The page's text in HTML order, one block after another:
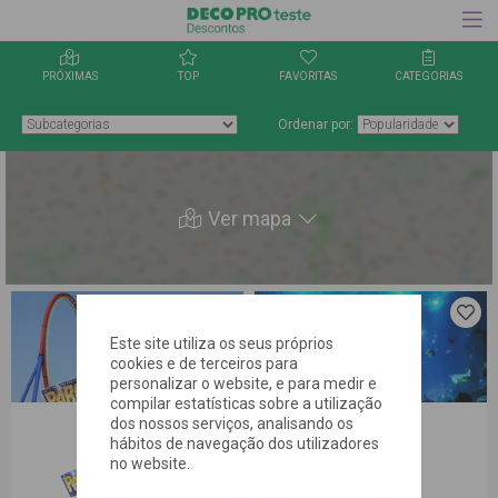
PRÓXIMAS TOP FAVORITAS CATEGORIAS
Ordenar por:
Ver mapa
guardares
a oferta
nos
favoritos
Clica
para
a
nos
Este site utiliza os seus próprios
cookies e de terceiros para
personalizar o website, e para medir e
compilar estatísticas sobre a utilização
dos nossos serviços, analisando os
hábitos de navegação dos utilizadores
no website.